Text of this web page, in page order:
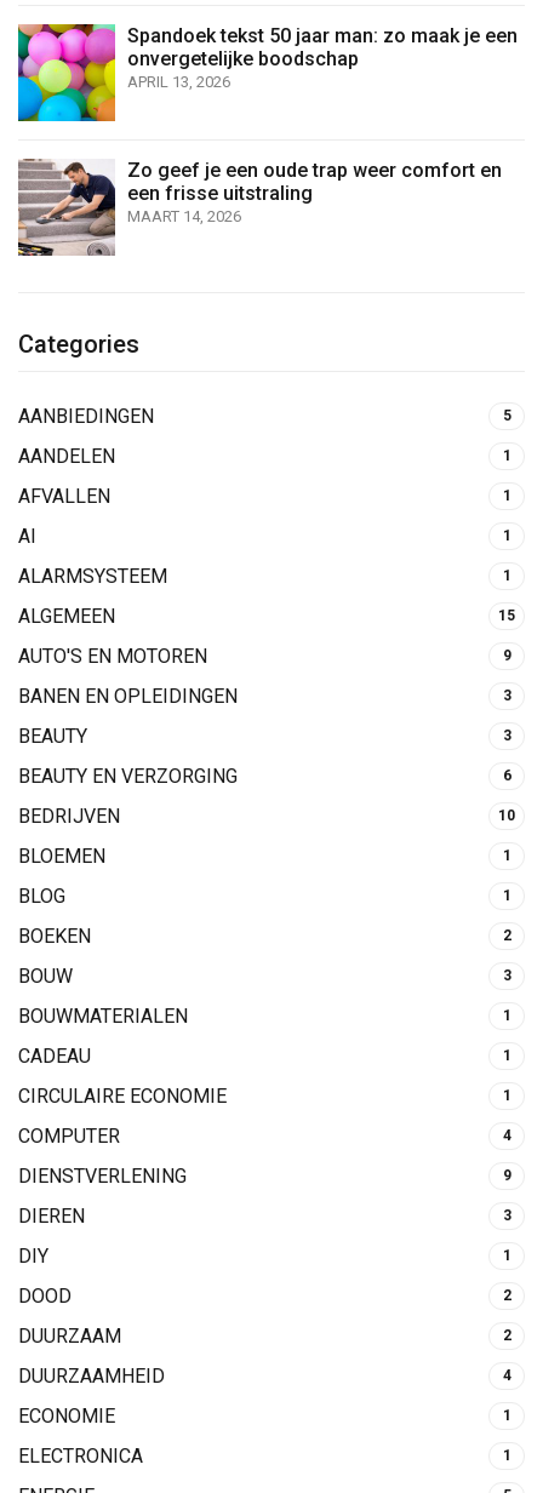
Spandoek tekst 50 jaar man: zo maak je een
onvergetelijke boodschap
APRIL 13, 2026
Zo geef je een oude trap weer comfort en
een frisse uitstraling
MAART 14, 2026
Categories
AANBIEDINGEN 5
AANDELEN 1
AFVALLEN 1
AI 1
ALARMSYSTEEM 1
ALGEMEEN 15
AUTO'S EN MOTOREN 9
BANEN EN OPLEIDINGEN 3
BEAUTY 3
BEAUTY EN VERZORGING 6
BEDRIJVEN 10
BLOEMEN 1
BLOG 1
BOEKEN 2
BOUW 3
BOUWMATERIALEN 1
CADEAU 1
CIRCULAIRE ECONOMIE 1
COMPUTER 4
DIENSTVERLENING 9
DIEREN 3
DIY 1
DOOD 2
DUURZAAM 2
DUURZAAMHEID 4
ECONOMIE 1
ELECTRONICA 1